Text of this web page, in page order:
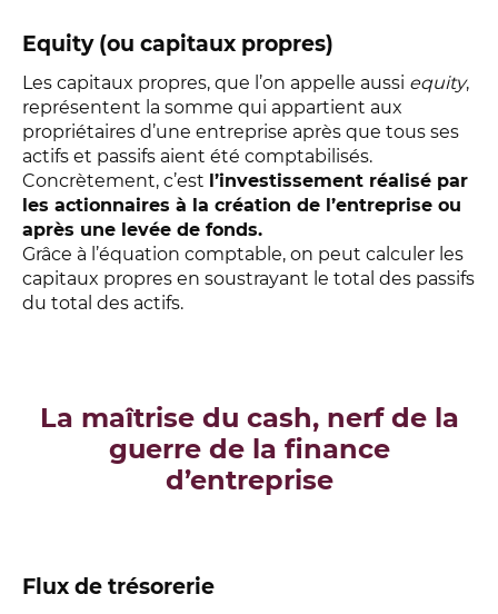
Equity (ou capitaux propres)
Les capitaux propres, que l’on appelle aussi equity,
représentent la somme qui appartient aux
propriétaires d’une entreprise après que tous ses
actifs et passifs aient été comptabilisés.
Concrètement, c’est l’investissement réalisé par
les actionnaires à la création de l’entreprise ou
après une levée de fonds.
Grâce à l’équation comptable, on peut calculer les
capitaux propres en soustrayant le total des passifs
du total des actifs.
La maîtrise du cash, nerf de la
guerre de la finance
d’entreprise
Flux de trésorerie